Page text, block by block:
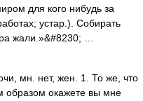
для кого нибудь за
устар.). Собирать
жали.»&#8230; …
мн. нет, жен. 1. То же, что
образом окажете вы мне